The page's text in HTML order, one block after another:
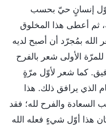
إنسانٍ حيّ بحسب
ثم أعطى هذا المخلوق
بمُجرّد أن أصبح لديه
الأولى شعر بالفرح
كما شعر لأوّل مرّةٍ
الذي يرافق ذلك. هذا
والفرح لله؛ فقد
هذا أوّل شيءٍ فعله الله